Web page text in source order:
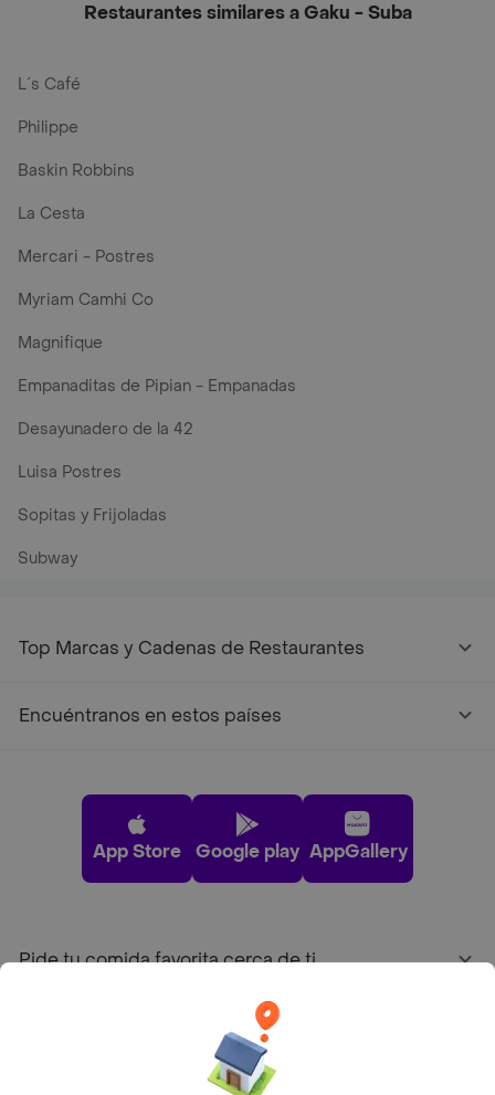
Restaurantes similares a Gaku - Suba
L´s Café
Philippe
Baskin Robbins
La Cesta
Mercari - Postres
Myriam Camhi Co
Magnifique
Empanaditas de Pipian - Empanadas
Desayunadero de la 42
Luisa Postres
Sopitas y Frijoladas
Subway
Top Marcas y Cadenas de Restaurantes
Encuéntranos en estos países
App Store Google play AppGallery
Pide tu comida favorita cerca de ti